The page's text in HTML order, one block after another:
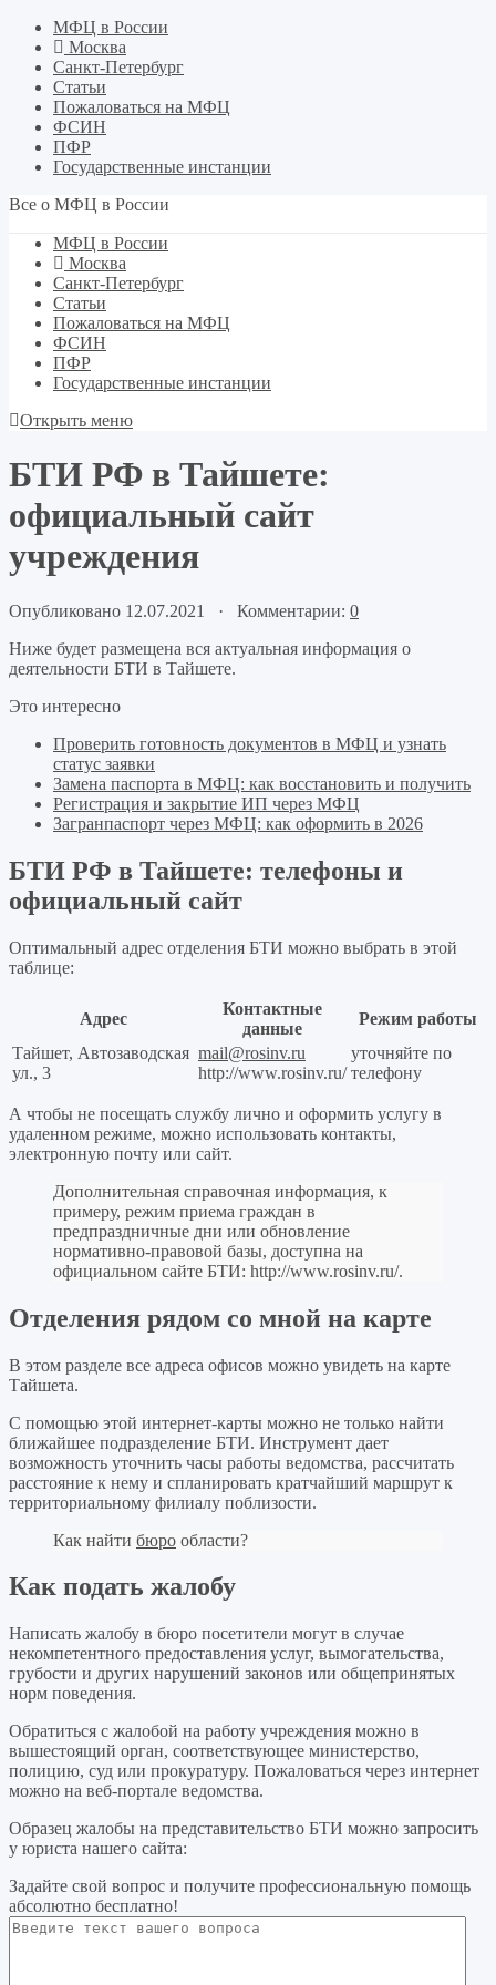
МФЦ в России
Москва
Санкт-Петербург
Статьи
Пожаловаться на МФЦ
ФСИН
ПФР
Государственные инстанции
Все о МФЦ в России
МФЦ в России
Москва
Санкт-Петербург
Статьи
Пожаловаться на МФЦ
ФСИН
ПФР
Государственные инстанции
Открыть меню
БТИ РФ в Тайшете:
официальный сайт
учреждения
Опубликовано 12.07.2021 · Комментарии: 0
Ниже будет размещена вся актуальная информация о
деятельности БТИ в Тайшете.
Это интересно
Проверить готовность документов в МФЦ и узнать
статус заявки
Замена паспорта в МФЦ: как восстановить и получить
Регистрация и закрытие ИП через МФЦ
Загранпаспорт через МФЦ: как оформить в 2026
БТИ РФ в Тайшете: телефоны и
официальный сайт
Оптимальный адрес отделения БТИ можно выбрать в этой
таблице:
Адрес
Контактные
данные
Режим работы
Тайшет, Автозаводская
ул., 3
mail@rosinv.ru
http://www.rosinv.ru/
уточняйте по
телефону
А чтобы не посещать службу лично и оформить услугу в
удаленном режиме, можно использовать контакты,
электронную почту или сайт.
Дополнительная справочная информация, к
примеру, режим приема граждан в
предпраздничные дни или обновление
нормативно-правовой базы, доступна на
официальном сайте БТИ: http://www.rosinv.ru/.
Отделения рядом со мной на карте
В этом разделе все адреса офисов можно увидеть на карте
Тайшета.
С помощью этой интернет-карты можно не только найти
ближайшее подразделение БТИ. Инструмент дает
возможность уточнить часы работы ведомства, рассчитать
расстояние к нему и спланировать кратчайший маршрут к
территориальному филиалу поблизости.
Как найти бюро области?
Как подать жалобу
Написать жалобу в бюро посетители могут в случае
некомпетентного предоставления услуг, вымогательства,
грубости и других нарушений законов или общепринятых
норм поведения.
Обратиться с жалобой на работу учреждения можно в
вышестоящий орган, соответствующее министерство,
полицию, суд или прокуратуру. Пожаловаться через интернет
можно на веб-портале ведомства.
Образец жалобы на представительство БТИ можно запросить
у юриста нашего сайта:
Задайте свой вопрос и получите профессиональную помощь
абсолютно бесплатно!